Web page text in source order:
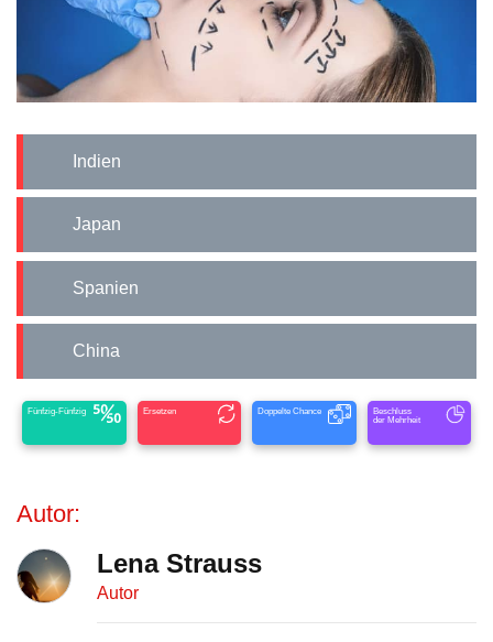
Indien
Japan
Spanien
China
Fünfzig-Fünfzig Ersetzen Doppelte Chance
Beschluss
der Mehrheit
Autor:
Lena Strauss
Autor